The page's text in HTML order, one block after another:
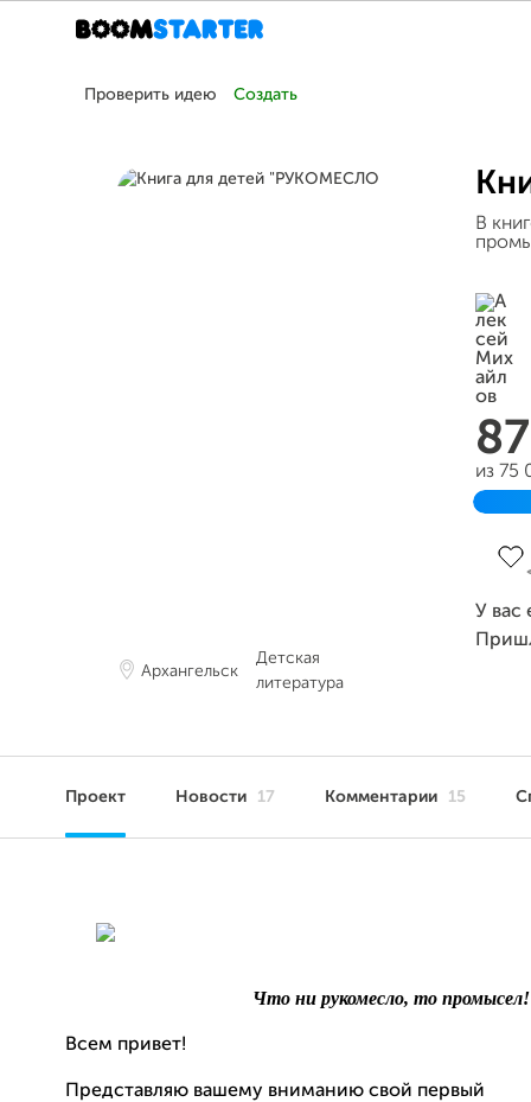
Проверить идею Создать
Архангельск
Детская
литература
В
из 75
У вас
Проект Новости 17 Комментарии 15
Что ни рукомесло, то промысел!
Всем привет!
Представляю вашему вниманию свой первый